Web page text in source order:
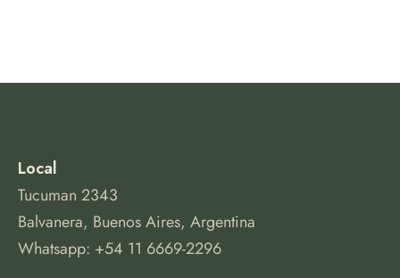
Local
Tucuman 2343
Balvanera, Buenos Aires, Argentina
Whatsapp: +54 11 6669-2296